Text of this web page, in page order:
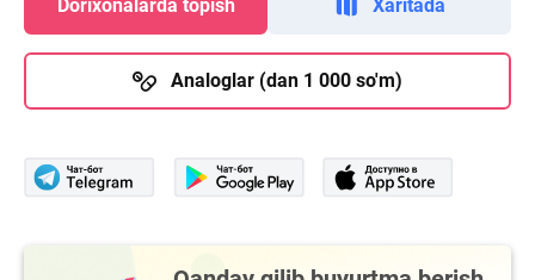
Dorixonalarda topish Xaritada
Analoglar (dan 1 000 so'm)